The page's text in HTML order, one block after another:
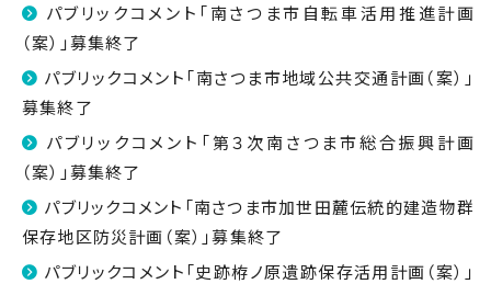
パブリックコメント「南さつま市自転車活用推進計画
（案）」募集終了
パブリックコメント「南さつま市地域公共交通計画（案）」
募集終了
パブリックコメント「第３次南さつま市総合振興計画
（案）」募集終了
パブリックコメント「南さつま市加世田麓伝統的建造物群
保存地区防災計画（案）」募集終了
パブリックコメント「史跡栫ノ原遺跡保存活用計画（案）」